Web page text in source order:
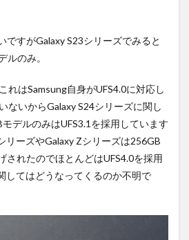
ですがGalaxy S23シリーズでみると
ルのみ。
れはSamsung自身がUFS4.0に対応し
ないからGalaxy S24シリーズに関し
デルのみはUFS3.1を採用しています
リーズやGalaxy Zシリーズは256GB
されたのでほとんどはUFS4.0を採用
してはどうなってくるのか不明で